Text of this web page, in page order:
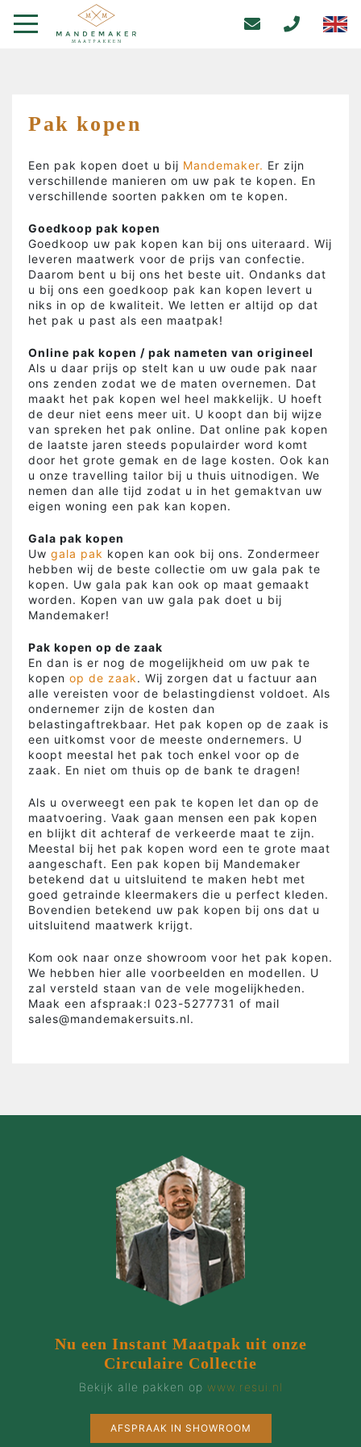
Pak kopen
Een pak kopen doet u bij Mandemaker. Er zijn
verschillende manieren om uw pak te kopen. En
verschillende soorten pakken om te kopen.
Goedkoop pak kopen
Goedkoop uw pak kopen kan bij ons uiteraard. Wij
leveren maatwerk voor de prijs van confectie.
Daarom bent u bij ons het beste uit. Ondanks dat
u bij ons een goedkoop pak kan kopen levert u
niks in op de kwaliteit. We letten er altijd op dat
het pak u past als een maatpak!
Online pak kopen / pak nameten van origineel
Als u daar prijs op stelt kan u uw oude pak naar
ons zenden zodat we de maten overnemen. Dat
maakt het pak kopen wel heel makkelijk. U hoeft
de deur niet eens meer uit. U koopt dan bij wijze
van spreken het pak online. Dat online pak kopen
de laatste jaren steeds populairder word komt
door het grote gemak en de lage kosten. Ook kan
u onze travelling tailor bij u thuis uitnodigen. We
nemen dan alle tijd zodat u in het gemaktvan uw
eigen woning een pak kan kopen.
Gala pak kopen
Uw gala pak kopen kan ook bij ons. Zondermeer
hebben wij de beste collectie om uw gala pak te
kopen. Uw gala pak kan ook op maat gemaakt
worden. Kopen van uw gala pak doet u bij
Mandemaker!
Pak kopen op de zaak
En dan is er nog de mogelijkheid om uw pak te
kopen op de zaak. Wij zorgen dat u factuur aan
alle vereisten voor de belastingdienst voldoet. Als
ondernemer zijn de kosten dan
belastingaftrekbaar. Het pak kopen op de zaak is
een uitkomst voor de meeste ondernemers. U
koopt meestal het pak toch enkel voor op de
zaak. En niet om thuis op de bank te dragen!
Als u overweegt een pak te kopen let dan op de
maatvoering. Vaak gaan mensen een pak kopen
en blijkt dit achteraf de verkeerde maat te zijn.
Meestal bij het pak kopen word een te grote maat
aangeschaft. Een pak kopen bij Mandemaker
betekend dat u uitsluitend te maken hebt met
goed getrainde kleermakers die u perfect kleden.
Bovendien betekend uw pak kopen bij ons dat u
uitsluitend maatwerk krijgt.
Kom ook naar onze showroom voor het pak kopen.
We hebben hier alle voorbeelden en modellen. U
zal versteld staan van de vele mogelijkheden.
Maak een afspraak:l 023-5277731 of mail
sales@mandemakersuits.nl.
Nu een Instant Maatpak uit onze
Circulaire Collectie
Bekijk alle pakken op www.resui.nl
AFSPRAAK IN SHOWROOM